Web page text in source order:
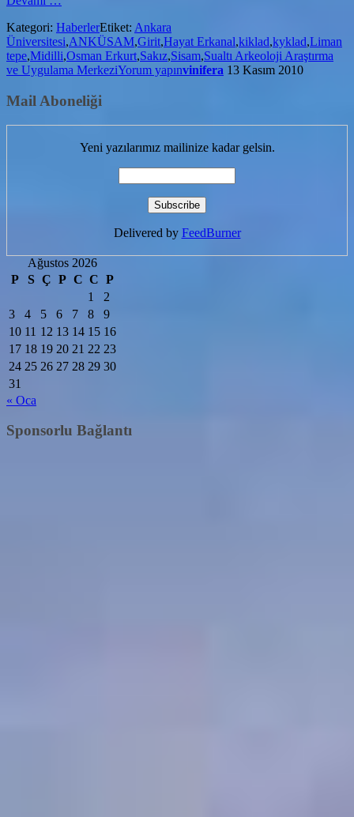
Tamamlanıyor
Kategori: HaberlerEtiket: Ankara
Üniversitesi,ANKÜSAM,Girit,Hayat Erkanal,kiklad,kyklad,Liman
tepe,Midilli,Osman Erkurt,Sakız,Sisam,Sualtı Arkeoloji Araştırma
ve Uygulama MerkeziYorum yapınvinifera 13 Kasım 2010
Mail Aboneliği
Yeni yazılarımız mailinize kadar gelsin.
Delivered by FeedBurner
Ağustos 2026
P
S Ç P C C P
1
2
3
4 5 6 7 8
9
10 11 12 13 14 15 16
17 18 19 20 21 22 23
24 25 26 27 28 29 30
31
« Oca
Sponsorlu Bağlantı